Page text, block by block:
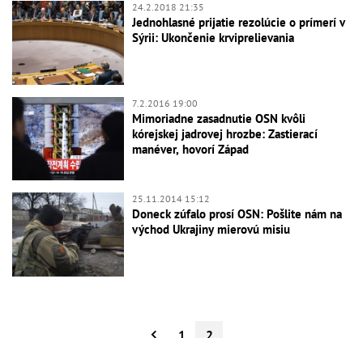
24.2.2018 21:35
Jednohlasné prijatie rezolúcie o prímerí v
Sýrii: Ukončenie krviprelievania
7.2.2016 19:00
Mimoriadne zasadnutie OSN kvôli
kórejskej jadrovej hrozbe: Zastierací
manéver, hovorí Západ
25.11.2014 15:12
Doneck zúfalo prosí OSN: Pošlite nám na
východ Ukrajiny mierovú misiu
1 2